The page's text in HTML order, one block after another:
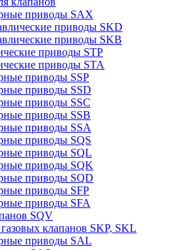
приводы SAX
приводы SKD
приводы SKB
приводы STP
приводы STA
приводы SSP
приводы SSD
приводы SSC
приводы SSB
приводы SSA
приводы SQS
приводы SQL
приводы SQK
приводы SQD
приводы SFP
приводы SFA
SQV
клапанов SKP, SKL
приводы SAL